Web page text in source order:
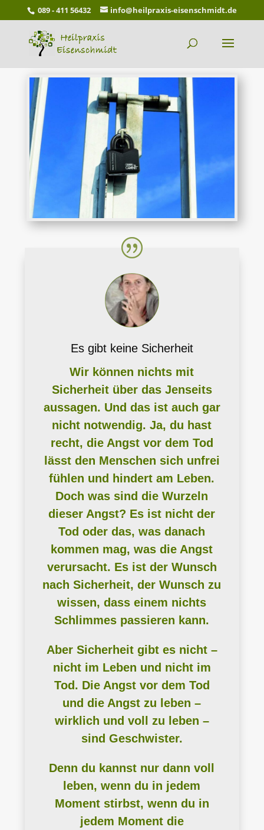
089 - 411 56432 info@heilpraxis-eisenschmidt.de
Es gibt keine Sicherheit
Wir können nichts mit
Sicherheit über das Jenseits
aussagen. Und das ist auch gar
nicht notwendig. Ja, du hast
recht, die Angst vor dem Tod
lässt den Menschen sich unfrei
fühlen und hindert am Leben.
Doch was sind die Wurzeln
dieser Angst? Es ist nicht der
Tod oder das, was danach
kommen mag, was die Angst
verursacht. Es ist der Wunsch
nach Sicherheit, der Wunsch zu
wissen, dass einem nichts
Schlimmes passieren kann.
Aber Sicherheit gibt es nicht –
nicht im Leben und nicht im
Tod. Die Angst vor dem Tod
und die Angst zu leben –
wirklich und voll zu leben –
sind Geschwister.
Denn du kannst nur dann voll
leben, wenn du in jedem
Moment stirbst, wenn du in
jedem Moment die